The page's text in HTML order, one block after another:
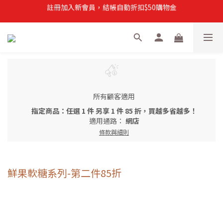
註冊加入新會員，結帳自動折扣$50購物金
註冊加入新會員，結帳自動折扣$50購物金
註冊加入新會員，結帳自動折扣$50購物金
所有顧客適用
指定商品：任選 1 件 另享 1 件 85 折，買越多省越多！
適用通路： 網店
條款與細則
鮮果軟糖系列-第二件85折